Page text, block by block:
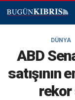
DÜNYA
ABD
satışının
rekor